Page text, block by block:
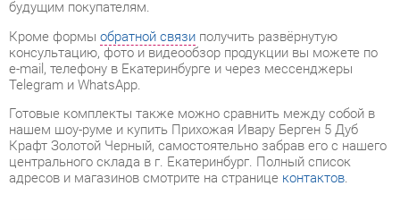
Готовые комплекты также можно сравнить между собой в
нашем шоу-руме и купить Прихожая Ивару Берген 5 Дуб
Крафт Золотой Черный, самостоятельно забрав его с нашего
центрального склада в г. Екатеринбург. Полный список
адресов и магазинов смотрите на страницеконтактов.
Материал
Лдсп
Ширина, мм
950
Глубина, мм
350